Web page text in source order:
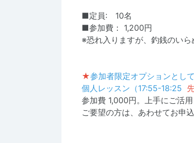
■定員: 10名
■参加費： 1,200円
※恐れ入りますが、釣銭のいら
★参加者限定オプションとし
個人レッスン（17:55-18:25
参加費 1,000円。上手にご活用
ご要望の方は、あわせてお申